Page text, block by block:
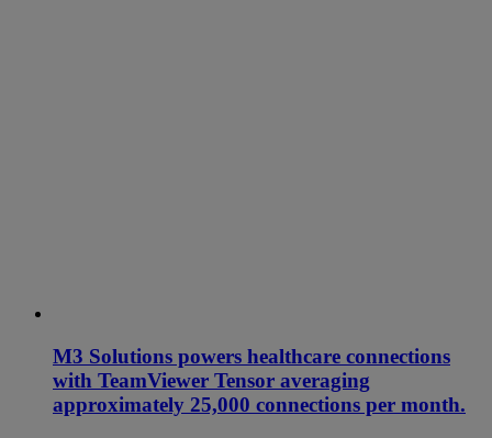
M3 Solutions powers healthcare connections
with TeamViewer Tensor averaging
approximately 25,000 connections per month.